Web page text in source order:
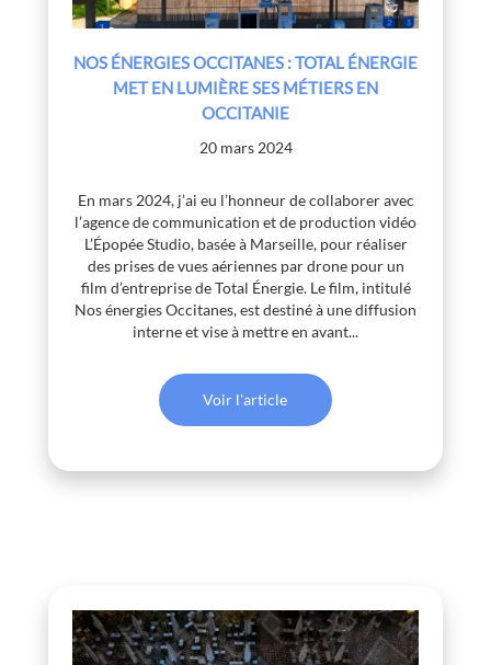
NOS ÉNERGIES OCCITANES : TOTAL ÉNERGIE
MET EN LUMIÈRE SES MÉTIERS EN
OCCITANIE
20 mars 2024
En mars 2024, j’ai eu l’honneur de collaborer avec
l’agence de communication et de production vidéo
L’Épopée Studio, basée à Marseille, pour réaliser
des prises de vues aériennes par drone pour un
film d’entreprise de Total Énergie. Le film, intitulé
Nos énergies Occitanes, est destiné à une diffusion
interne et vise à mettre en avant...
Voir l'article